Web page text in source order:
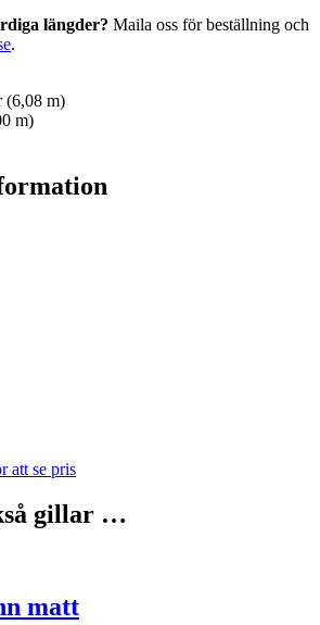
längder? Maila oss för beställning och
.
(6,08 m)
m)
att se pris
gillar …
matt